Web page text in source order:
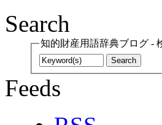
Search
知的財産用語辞典ブログ -
Feeds